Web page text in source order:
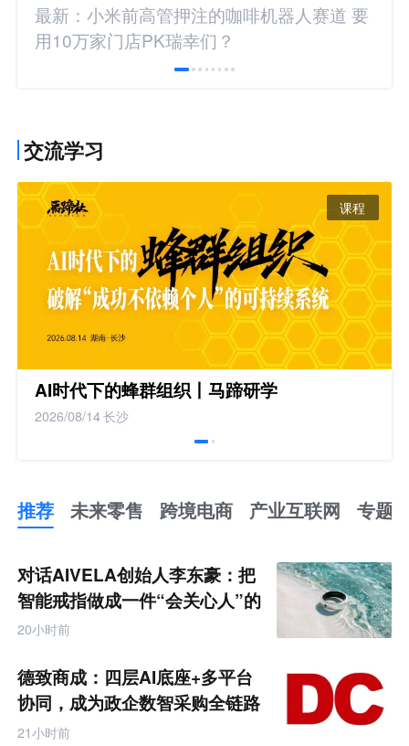
最新：小米前高管押注的咖啡机器人赛道 要
用10万家门店PK瑞幸们？
交流学习
课程
AI时代下的蜂群组织丨马蹄研学
2026/08/14长沙
推荐 未来零售 跨境电商 产业互联网 专题
来
零
售
跨
境
商
产
业
互
联
网
对话AIVELA创始人李东豪：把
智能戒指做成一件“会关心人”的
饰品
20小时前
德致商成：四层AI底座+多平台
协同，成为政企数智采购全链路
服务商
21小时前